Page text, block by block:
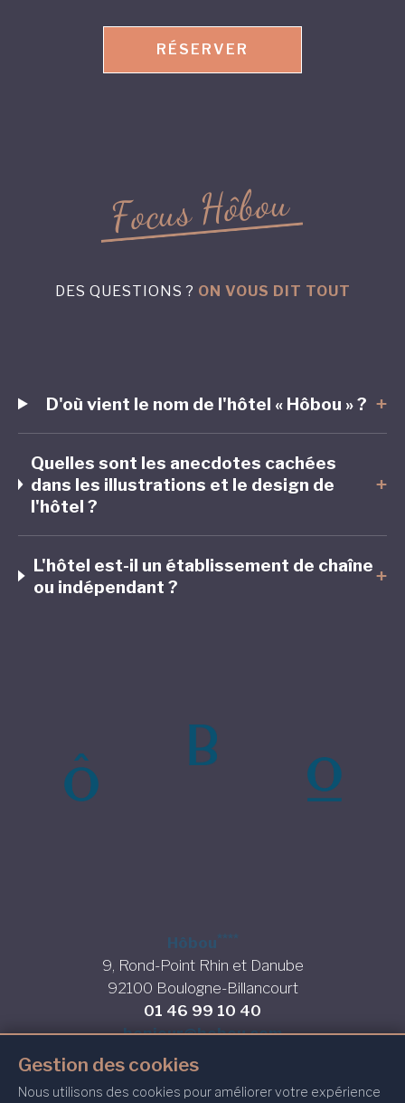
(DÉ)FILEZ JUSQU'HÔBOU
RÉSERVER
Focus Hôbou
DES QUESTIONS ? ON VOUS DIT TOUT
D'où vient le nom de l'hôtel « Hôbou » ? +
Quelles sont les anecdotes cachées
dans les illustrations et le design de
l'hôtel ?
+
L'hôtel est-il un établissement de chaîne
ou indépendant ?
+
Hôbou****
9, Rond-Point Rhin et Danube
92100 Boulogne-Billancourt
01 46 99 10 40
bonjour@hobou.com
MENTIONS LÉGALES
POLITIQUE DE CONFIDENTIALITÉ
Gestion des cookies
Nous utilisons des cookies pour améliorer votre expérience